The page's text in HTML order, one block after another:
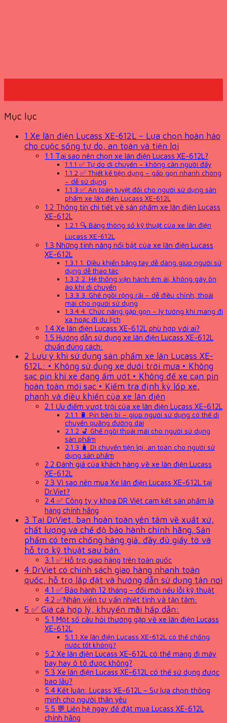
Mục lục
1 Xe lăn điện Lucass XE-612L – Lựa chọn hoàn hảo
cho cuộc sống tự do, an toàn và tiện lợi
1.1 Tại sao nên chọn xe lăn điện Lucass XE-612L?
1.1.1 ✅ Tự do di chuyển – không cần người đẩy
1.1.2 ✅ Thiết kế tiện dụng – gấp gọn nhanh chóng
– dễ sử dụng
1.1.3 ✅ An toàn tuyệt đối cho người sử dụng sản
phẩm xe lăn điện Lucass XE-612L
1.2 Thông tin chi tiết về sản phẩm xe lăn điện Lucass
XE-612L
1.2.1 🔍 Bảng thông số kỹ thuật của xe lăn điện
Lucass XE-612L
1.3 Những tính năng nổi bật của xe lăn điện Lucass
XE-612L
1.3.1 1. Điều khiển bằng tay dễ dàng giúp người sử
dụng dễ thao tác
1.3.2 2. Hệ thống vận hành êm ái, không gây ồn
ào khi di chuyển
1.3.3 3. Ghế ngồi rộng rãi – dễ điều chỉnh, thoải
mái cho người sử dụng
1.3.4 4. Chức năng gập gọn – lý tưởng khi mang đi
xa hoặc đi du lịch
1.4 Xe lăn điện Lucass XE-612L phù hợp với ai?
1.5 Hướng dẫn sử dụng xe lăn điện Lucass XE-612L
chuẩn đúng cách:
2 Lưu ý khi sử dụng sản phẩm xe lăn Lucass XE-
612L: • Không sử dụng xe dưới trời mưa • Không
sạc pin khi xe đang ẩm ướt • Không để xe cạn pin
hoàn toàn mới sạc • Kiểm tra định kỳ lốp xe,
phanh và điều khiển của xe lăn điện
2.1 Ưu điểm vượt trội của xe lăn điện Lucass XE-612L
2.1.1 🔋 Pin bền bỉ – giúp người sử dụng có thể di
chuyển quãng đường dài
2.1.2 💺 Ghế ngồi thoải mái cho người sử dụng
sản phẩm
2.1.3 🧳 Di chuyển tiện lợi, an toàn cho người sử
dụng sản phẩm
2.2 Đánh giá của khách hàng về xe lăn điện Lucass
XE-612L
2.3 Vì sao nên mua Xe lăn điện Lucass XE-612L tại
Dr.Viet?
2.4 ✅ Công ty y khoa DR Việt cam kết sản phẩm là
hàng chính hãng
3 Tại DrViet, bạn hoàn toàn yên tâm về xuất xứ,
chất lượng và chế độ bảo hành chính hãng. Sản
phẩm có tem chống hàng giả, đầy đủ giấy tờ và
hỗ trợ kỹ thuật sau bán.
3.1 ✅ Hỗ trợ giao hàng trên toàn quốc
4 DrViet có chính sách giao hàng nhanh toàn
quốc, hỗ trợ lắp đặt và hướng dẫn sử dụng tận nơi
4.1 ✅ Bảo hành 12 tháng – đổi mới nếu lỗi kỹ thuật
4.2 ✅Nhân viên tư vấn nhiệt tình và tận tâm:
5 ✅ Giá cả hợp lý, khuyến mãi hấp dẫn:
5.1 Một số câu hỏi thường gặp về xe lăn điện Lucass
XE-612L
5.1.1 Xe lăn điện Lucass XE-612L có thể chống
nước tốt không?
5.2 Xe lăn điện Lucass XE-612L có thể mang đi máy
bay hay ô tô được không?
5.3 Xe lăn điện Lucass XE-612L có thể sử dụng được
bao lâu?
5.4 Kết luận: Lucass XE-612L – Sự lựa chọn thông
minh cho người thân yêu
5.5 💬 Liên hệ ngay để đặt mua Lucass XE-612L
chính hãng